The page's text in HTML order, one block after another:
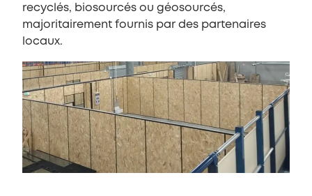
recyclés, biosourcés ou géosourcés,
majoritairement fournis par des partenaires
locaux.